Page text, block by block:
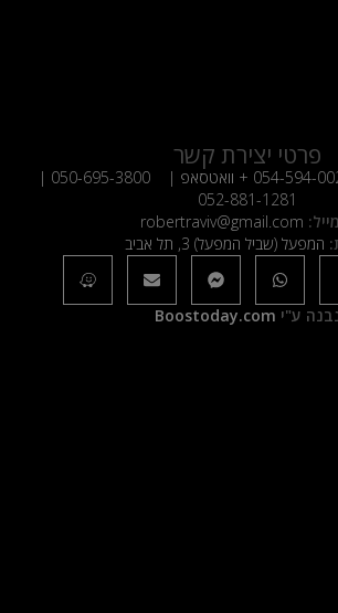
פרטי יצירת קשר
054-594- + וואטסאפ | 050-695-3800
|
052-881-1281
robertraviv@gmail.com
המפעל (שביל המפעל) 3, תל אביב
ע"י Boostoday.com